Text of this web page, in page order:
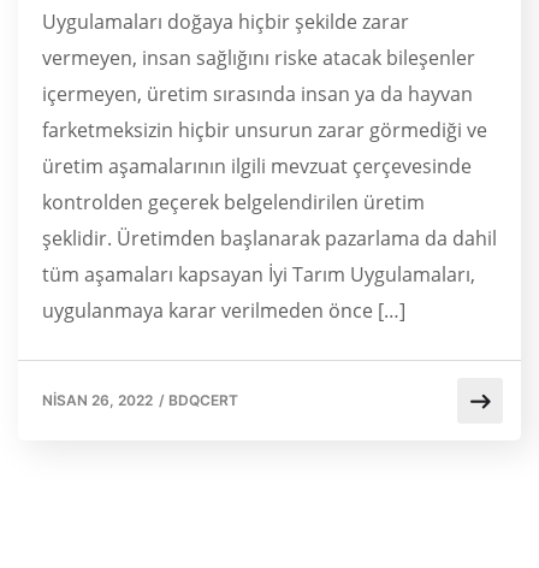
Uygulamaları doğaya hiçbir şekilde zarar
vermeyen, insan sağlığını riske atacak bileşenler
içermeyen, üretim sırasında insan ya da hayvan
farketmeksizin hiçbir unsurun zarar görmediği ve
üretim aşamalarının ilgili mevzuat çerçevesinde
kontrolden geçerek belgelendirilen üretim
şeklidir. Üretimden başlanarak pazarlama da dahil
tüm aşamaları kapsayan İyi Tarım Uygulamaları,
uygulanmaya karar verilmeden önce […]
NISAN 26, 2022 / BDQCERT